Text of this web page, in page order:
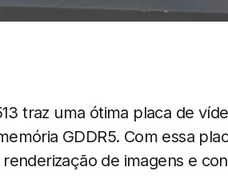
traz uma ótima placa de
GDDR5. Com essa
de imagens e